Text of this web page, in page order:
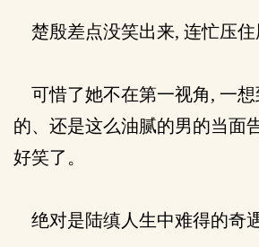
楚殷差点没笑出来, 连忙压住
可惜了她不在第一视角, 一想
的、还是这么油腻的男的当面
好笑了。
绝对是陆缜人生中难得的奇